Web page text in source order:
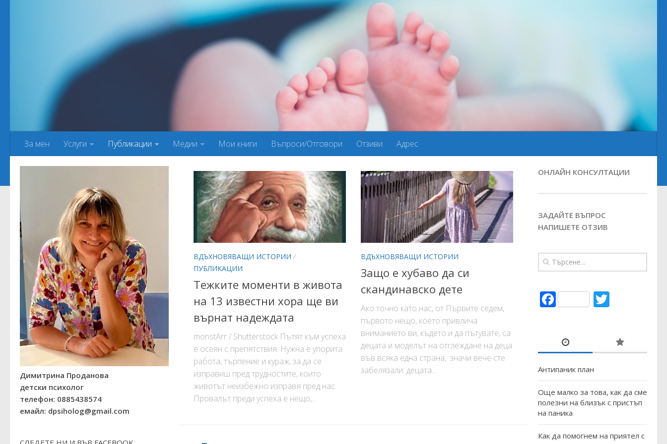
За мен Услуги Публикации Медии Мои книги Въпроси/Отговори Отзиви Адрес
ВДЪХНОВЯВАЩИ ИСТОРИИ /
ПУБЛИКАЦИИ
Тежките моменти в живота
на 13 известни хора ще ви
върнат надеждата
monstArr / Shutterstock Пътят към успеха
е осеян с препятствия. Нужна е упорита
работа, търпение и кураж, за да се
изправиш пред трудностите, които
животът неизбежно изправя пред нас.
Провалът преди успеха е нещо,...
ВДЪХНОВЯВАЩИ ИСТОРИИ
Защо е хубаво да си
скандинавско дете
Ако точно като нас, от Първите седем,
първото нещо, което привлича
вниманието ви, където и да пътувате, са
децата и моделът на отглеждане на деца
във всяка една страна, значи вече сте
забелязали: децата...
Димитрина Проданова
детски психолог
телефон: 0885438574
емайл: dpsiholog@gmail.com
ОНЛАЙН КОНСУЛТАЦИИ
ЗАДАЙТЕ ВЪПРОС
НАПИШЕТЕ ОТЗИВ
Facebook
Антипаник план
Още малко за това, как да сме
полезни на близък с пристъп
на паника
Как да помогнем на приятел с